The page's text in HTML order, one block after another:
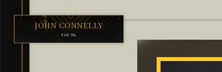
JOHN CONNELLY
гость